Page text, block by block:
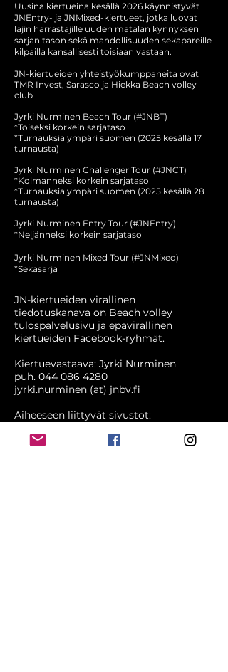
Uusina kiertueina kesällä 2026 käynnistyvät
JNEntry- ja JNMixed-kiertueet, jotka luovat
lajin harrastajille uuden matalan kynnyksen
sarjan tason sekä mahdollisuuden sekapareille
kilpailla kansallisesti toisiaan vastaan.
JN-kiertueiden yhteistyökumppaneita ovat
TMR Invest, Sarasco ja Hiekka Beach volley
club
Jyrki Nurminen Beach Tour (#JNBT)
*Toiseksi korkein sarjataso
*Turnauksia ympäri suomen (2025 kesällä 17
turnausta)
Jyrki Nurminen Challenger Tour (#JNCT)
*Kolmanneksi korkein sarjataso
*Turnauksia ympäri suomen (2025 kesällä 28
turnausta)
Jyrki Nurminen Entry Tour (#JNEntry)
*Neljänneksi korkein sarjataso
Jyrki Nurminen Mixed Tour (#JNMixed)
*Sekasarja
JN-kiertueiden virallinen
tiedotuskanava on Beach volley
tulospalvelusivu ja epävirallinen
kiertueiden Facebook-ryhmät.
Kiertuevastaava: Jyrki Nurminen
puh. 044 086 4280
jyrki.nurminen (at) jnbv.fi
Aiheeseen liittyvät sivustot:
JNBT-facebook ryhmä